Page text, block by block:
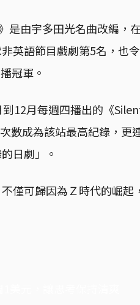
由宇多田光名曲改編，
英語節目戲劇第5名，也
冠軍。
12月每週四播出的《
數成為該站最高紀錄，更
日劇」。
僅可歸因為Ｚ時代的崛起